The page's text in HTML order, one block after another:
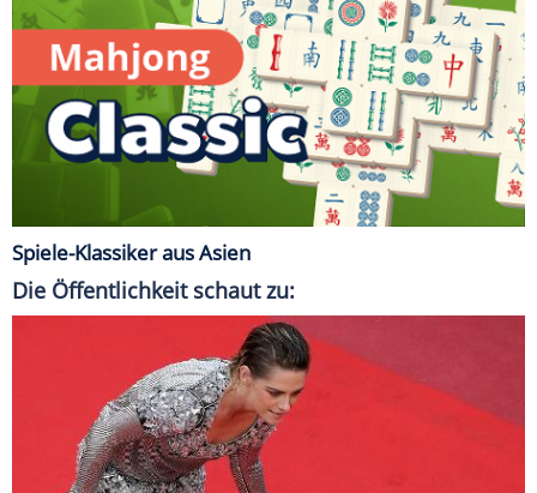
Spiele-Klassiker aus Asien
Die Öffentlichkeit schaut zu: